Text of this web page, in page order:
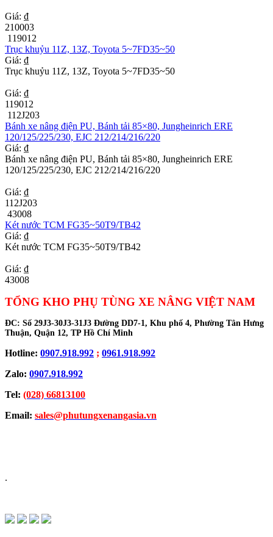
Giá: ₫
210003
119012
Trục khuỷu 11Z, 13Z, Toyota 5~7FD35~50
Giá: ₫
Trục khuỷu 11Z, 13Z, Toyota 5~7FD35~50
Giá: ₫
119012
112J203
Bánh xe nâng điện PU, Bánh tải 85×80, Jungheinrich ERE
120/125/225/230, EJC 212/214/216/220
Giá: ₫
Bánh xe nâng điện PU, Bánh tải 85×80, Jungheinrich ERE
120/125/225/230, EJC 212/214/216/220
Giá: ₫
112J203
43008
Két nước TCM FG35~50T9/TB42
Giá: ₫
Két nước TCM FG35~50T9/TB42
Giá: ₫
43008
TỔNG KHO PHỤ TÙNG XE NÂNG VIỆT NAM
ĐC: Số 29J3-30J3-31J3 Đường DD7-1, Khu phố 4, Phường Tân Hưng
Thuận, Quận 12, TP Hồ Chí Minh
Hotline: 0907.918.992 ; 0961.918.992
Zalo: 0907.918.992
Tel: (028) 66813100
Email: sales@phutungxenangasia.vn
.